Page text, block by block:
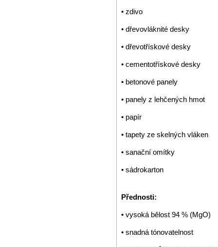
• zdivo
• dřevovláknité desky
• dřevotřískové desky
• cementotřískové desky
• betonové panely
• panely z lehčených hmot
• papír
• tapety ze skelných vláken
• sanační omítky
• sádrokarton
Přednosti:
• vysoká bělost 94 % (MgO)
• snadná tónovatelnost